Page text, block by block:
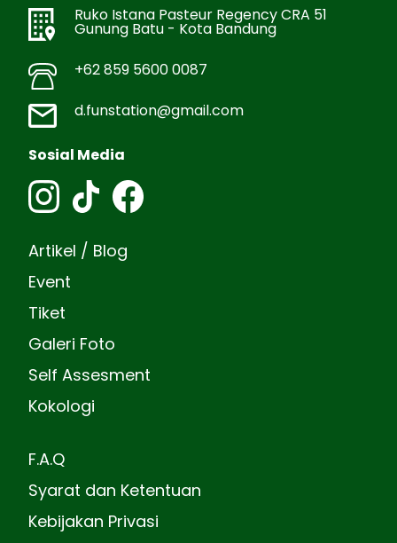
Ruko Istana Pasteur Regency CRA 51
Gunung Batu - Kota Bandung
+62 859 5600 0087
d.funstation@gmail.com
Sosial Media
Artikel / Blog
Event
Tiket
Galeri Foto
Self Assesment
Kokologi
F.A.Q
Syarat dan Ketentuan
Kebijakan Privasi